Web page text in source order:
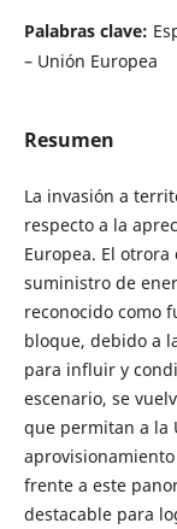
Palabras clave:
– Unión Europea
Resumen
La invasión a
respecto a la
Europea. El
suministro de
reconocido como
bloque, debido a
para influir y
escenario, se
que permitan a la
frente a este
destacable para